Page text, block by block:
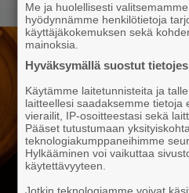
Me ja huolellisesti
hyödynnämme henkilötietoja
käyttäjäkokemuksen sekä
mainoksia.
Hyväksymällä suostut
Käytämme laitetunnisteita ja
laitteellesi saadaksemme tietoja
vierailit, IP-osoitteestasi sekä
Pääset tutustumaan
teknologiakumppaneihimme
Hylkääminen voi vaikuttaa
käytettävyyteen.